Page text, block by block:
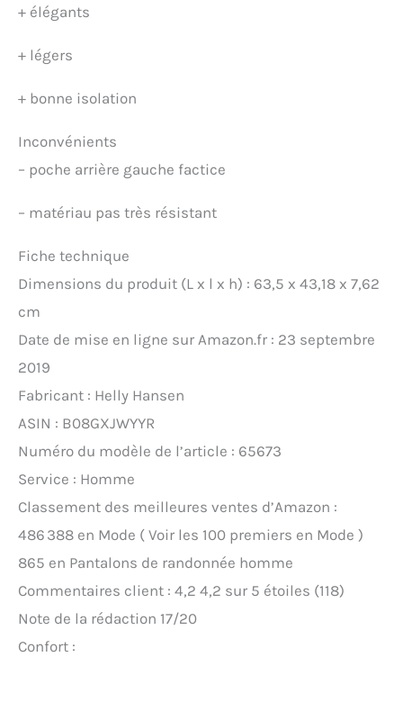
+ élégants
+ légers
+ bonne isolation
Inconvénients
– poche arrière gauche factice
– matériau pas très résistant
Fiche technique
Dimensions du produit (L x l x h) : 63,5 x 43,18 x 7,62
cm
Date de mise en ligne sur Amazon.fr : 23 septembre
2019
Fabricant : Helly Hansen
ASIN : B08GXJWYYR
Numéro du modèle de l’article : 65673
Service : Homme
Classement des meilleures ventes d’Amazon :
486 388 en Mode ( Voir les 100 premiers en Mode )
865 en Pantalons de randonnée homme
Commentaires client : 4,2 4,2 sur 5 étoiles (118)
Note de la rédaction 17/20
Confort :